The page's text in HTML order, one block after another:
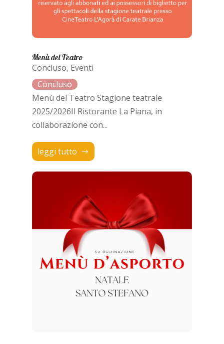
Menù del Teatro
Concluso, Eventi
Menù del Teatro Stagione teatrale
2025/2026Il Ristorante La Piana, in
collaborazione con...
leggi tutto